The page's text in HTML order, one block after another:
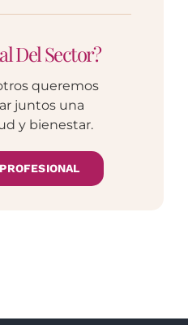
Del Sector?
queremos
juntos una
y bienestar.